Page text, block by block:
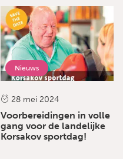
Nieuws
28 mei 2024
Voorbereidingen in volle
gang voor de landelijke
Korsakov sportdag!